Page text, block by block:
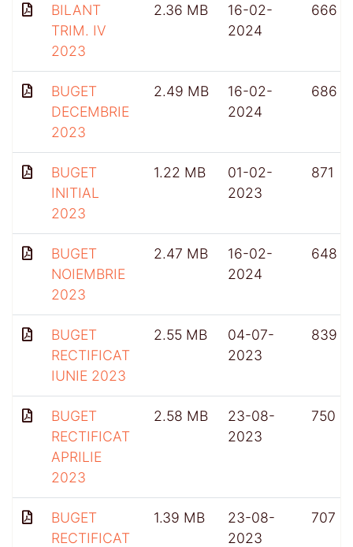
BILANT
TRIM. IV
2023
2.36 MB
16-02-
2024
666
BUGET
DECEMBRIE
2023
2.49 MB
16-02-
2024
686
BUGET
INITIAL
2023
1.22 MB
01-02-
2023
871
BUGET
NOIEMBRIE
2023
2.47 MB
16-02-
2024
648
BUGET
RECTIFICAT
IUNIE 2023
2.55 MB
04-07-
2023
839
BUGET
RECTIFICAT
APRILIE
2023
2.58 MB
23-08-
2023
750
BUGET
RECTIFICAT
1.39 MB
23-08-
2023
707